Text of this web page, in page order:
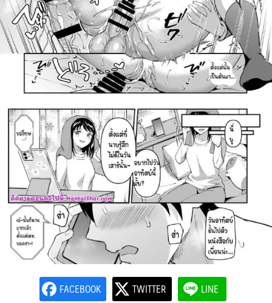
FACEBOOK TWITTER LINE